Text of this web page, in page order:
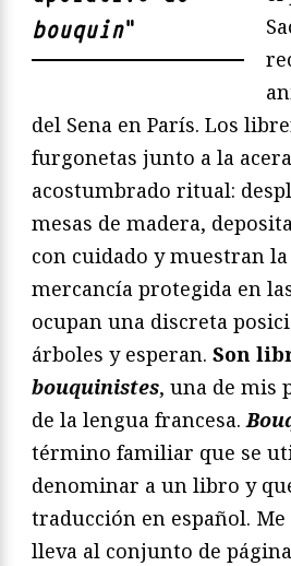
bouquin"
del Sena en París. Los
furgonetas junto a la
acostumbrado ritual:
mesas de madera,
con cuidado y muestran
mercancía protegida en
ocupan una discreta
árboles y esperan. Son
bouquinistes, una de mis
de la lengua francesa.
término familiar que se
denominar a un libro y
traducción en español.
lleva al conjunto de